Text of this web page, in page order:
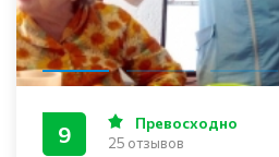
9 Превосходно
25 отзывов